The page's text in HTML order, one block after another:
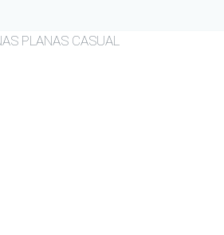
PLANAS CASUAL